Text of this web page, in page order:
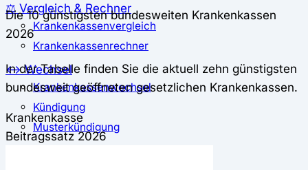
⚖️ Vergleich & Rechner
Krankenkassenvergleich
Krankenkassenrechner
↔ Wechsel
Krankenkassenwechsel
Kündigung
Musterkündigung
Die 10 günstigsten bundesweiten Krankenkassen
2026
In der Tabelle finden Sie die aktuell zehn günstigsten
bundesweit geöffneten gesetzlichen Krankenkassen.
Krankenkasse
Beitragssatz 2026